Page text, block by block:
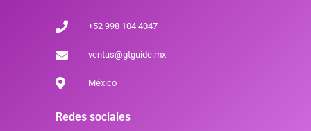
+52 998 104 4047
ventas@gtguide.mx
México
Redes sociales